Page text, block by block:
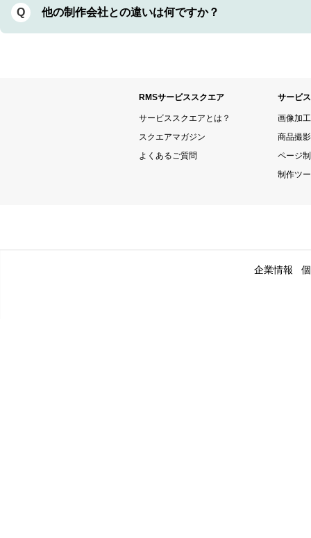
Q 他の制作会社との違いは何ですか？
RMSサービススクエア
サービススクエアとは？
スクエアマガジン
よくあるご質問
サービ
画像加
商品撮影
ページ
制作ツ
企業情報